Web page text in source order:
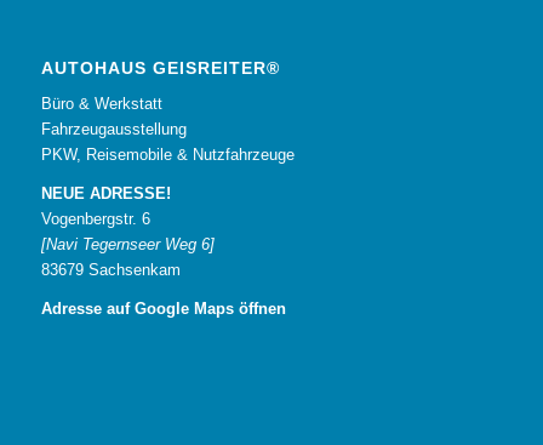
AUTOHAUS GEISREITER®
Büro & Werkstatt
Fahrzeugausstellung
PKW, Reisemobile & Nutzfahrzeuge
NEUE ADRESSE!
Vogenbergstr. 6
[Navi Tegernseer Weg 6]
83679 Sachsenkam
Adresse auf Google Maps öffnen